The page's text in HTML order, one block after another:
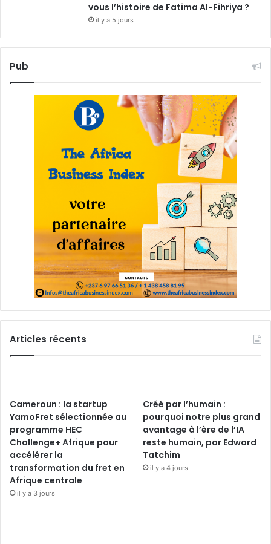
vous l’histoire de Fatima Al-Fihriya ?
il y a 5 jours
Pub
Articles récents
Cameroun : la startup
YamoFret sélectionnée au
programme HEC
Challenge+ Afrique pour
accélérer la
transformation du fret en
Afrique centrale
il y a 3 jours
Créé par l’humain :
pourquoi notre plus grand
avantage à l’ère de l’IA
reste humain, par Edward
Tatchim
il y a 4 jours